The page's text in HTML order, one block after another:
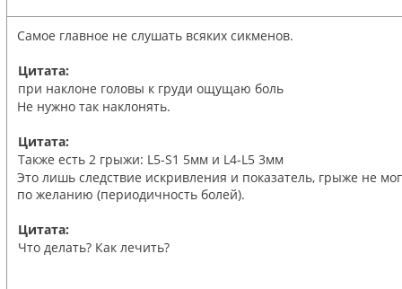
Самое главное не слушать всяких сикменов.
Цитата:
при наклоне головы к груди ощущаю боль
Не нужно так наклонять.
Цитата:
Также есть 2 грыжи: L5-S1 5мм и L4-L5 3мм
Это лишь следствие искривления и показатель, грыже не
по желанию (периодичность болей).
Цитата:
Что делать? Как лечить?